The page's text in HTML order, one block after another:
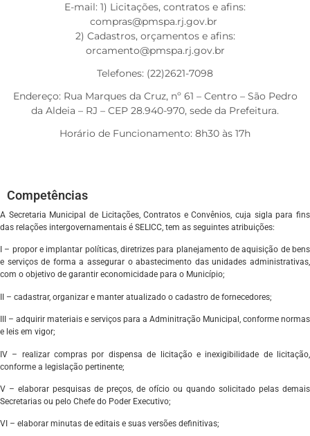
E-mail: 1) Licitações, contratos e afins:
compras@pmspa.rj.gov.br
2) Cadastros, orçamentos e afins:
orcamento@pmspa.rj.gov.br
Telefones: (22)2621-7098
Endereço: Rua Marques da Cruz, nº 61 – Centro – São Pedro
da Aldeia – RJ – CEP 28.940-970, sede da Prefeitura.
Horário de Funcionamento: 8h30 às 17h
Competências
A Secretaria Municipal de Licitações, Contratos e Convênios, cuja sigla para fins
das relações intergovernamentais é SELICC, tem as seguintes atribuições:
I – propor e implantar políticas, diretrizes para planejamento de aquisição de bens
e serviços de forma a assegurar o abastecimento das unidades administrativas,
com o objetivo de garantir economicidade para o Município;
II – cadastrar, organizar e manter atualizado o cadastro de fornecedores;
III – adquirir materiais e serviços para a Adminitração Municipal, conforme normas
e leis em vigor;
IV – realizar compras por dispensa de licitação e inexigibilidade de licitação,
conforme a legislação pertinente;
V – elaborar pesquisas de preços, de ofício ou quando solicitado pelas demais
Secretarias ou pelo Chefe do Poder Executivo;
VI – elaborar minutas de editais e suas versões definitivas;